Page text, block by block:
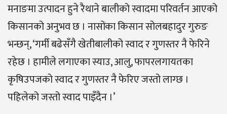
मनाङमा उत्पादन हुने रैथाने बालीको स्वादमा परिवर्तन आएको
किसानको अनुभव छ । नासोंका किसान सोलबहादुर गुरुङ
भन्छन्, ‘गर्मी बढेसँगै खेतीबालीको स्वाद र गुणस्तर नै फेरिने
रहेछ । हामीले लगाएका स्याउ, आलु, फापरलगायतका
कृषिउपजको स्वाद र गुणस्तर नै फेरिए जस्तो लाग्छ ।
पहिलेको जस्तो स्वाद पाइँदैन ।’